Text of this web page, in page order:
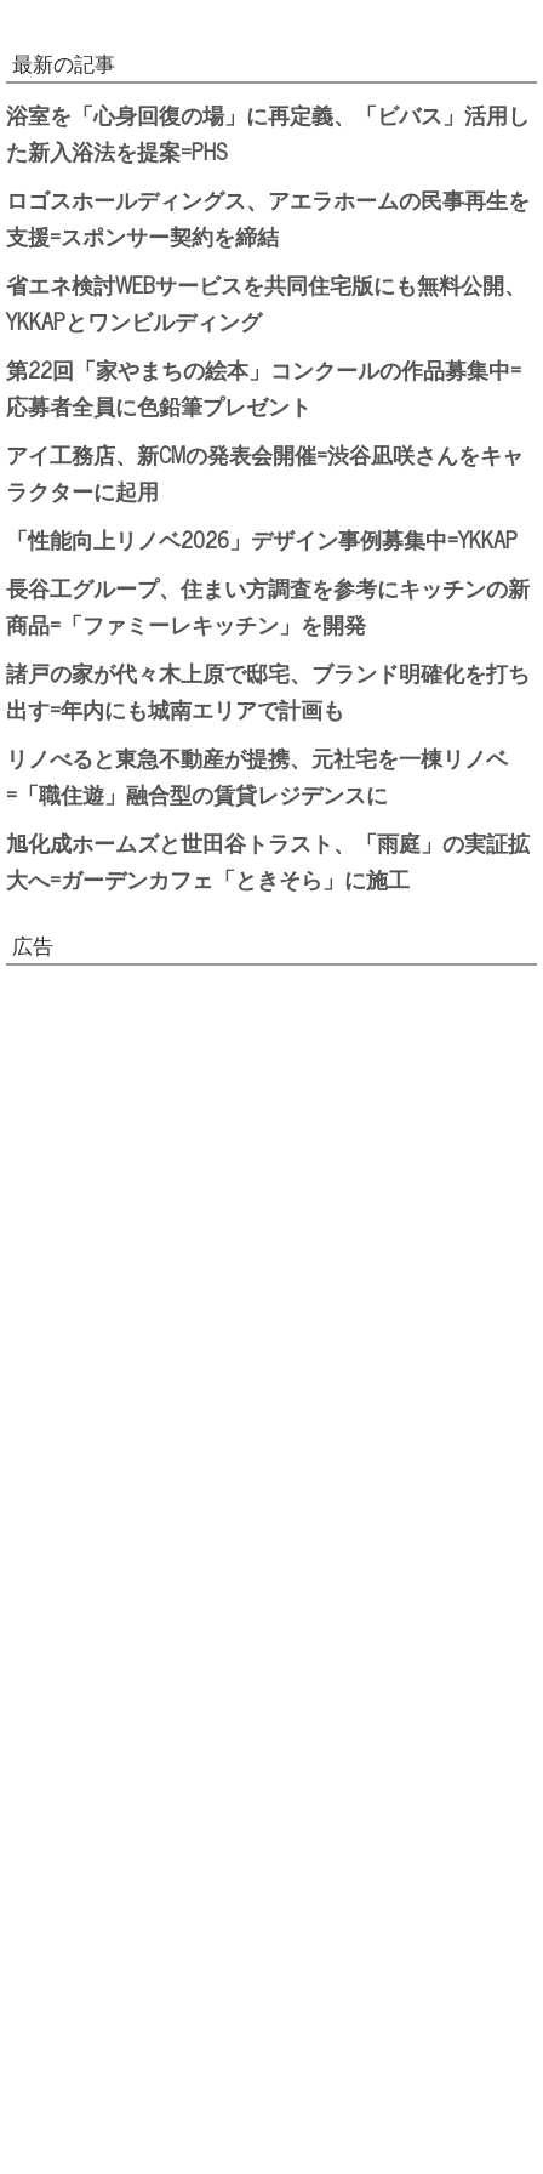
最新の記事
浴室を「心身回復の場」に再定義、「ビバス」活用し
た新入浴法を提案=PHS
ロゴスホールディングス、アエラホームの民事再生を
支援=スポンサー契約を締結
省エネ検討WEBサービスを共同住宅版にも無料公開、
YKKAPとワンビルディング
第22回「家やまちの絵本」コンクールの作品募集中=
応募者全員に色鉛筆プレゼント
アイ工務店、新CMの発表会開催=渋谷凪咲さんをキャ
ラクターに起用
「性能向上リノベ2026」デザイン事例募集中=YKKAP
長谷工グループ、住まい方調査を参考にキッチンの新
商品=「ファミーレキッチン」を開発
諸戸の家が代々木上原で邸宅、ブランド明確化を打ち
出す=年内にも城南エリアで計画も
リノべると東急不動産が提携、元社宅を一棟リノベ
=「職住遊」融合型の賃貸レジデンスに
旭化成ホームズと世田谷トラスト、「雨庭」の実証拡
大へ=ガーデンカフェ「ときそら」に施工
広告